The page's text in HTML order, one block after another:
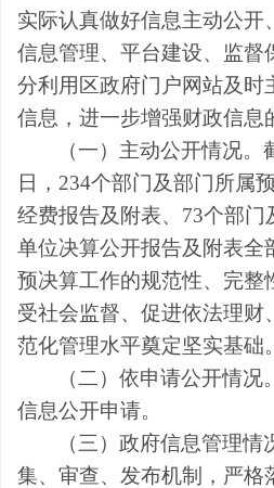
实际认真做好信息主动公开
信息管理、平台建设、监督
分利用区政府门户网站及时
信息，进一步增强财政信息
（一）主动公开情况。
日 ， 234个部门及部门所属
经费报告及附表、73个部门
单位决算公开报告及附表全
预决算工作的规范性、完整
受社会监督、促进依法理财
范化管理水平奠定坚实基础。
（二）依申请公开情况
信息公开申请。
（三）政府信息管理情
集、审查、发布机制，严格